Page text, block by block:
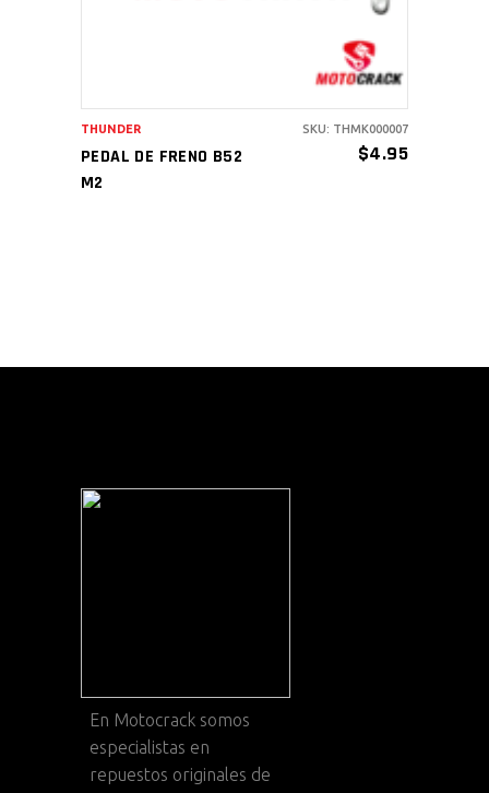
PEDAL DE FRENO B52
M2
$4.95
THUNDER SKU: THMK000007
En Motocrack somos
especialistas en
repuestos originales de